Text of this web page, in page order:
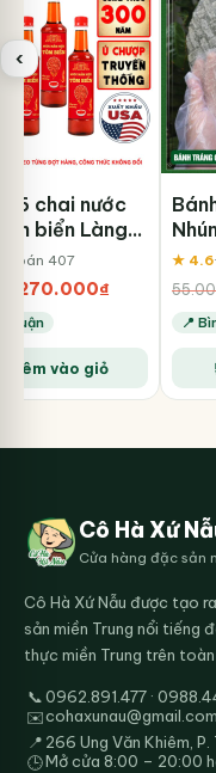
6 chai nước
biển Làng
525ml
bán 407
Giá
gốc
là:
540.000₫.
270.000₫
là:
vào giỏ
★ 4.6
📍
‹
Cô Hà Xứ
Cửa hàng đặc sản
Cô Hà Xứ Nẫu được tạo
sản miền Trung nổi tiếng
thực miền Trung trên toàn
📞0962.891.477 ·
✉️cohaxunau@gmail.com
📍 266 Ung Văn Khiêm, P.
🕒Mở cửa 8:00 – 20:00